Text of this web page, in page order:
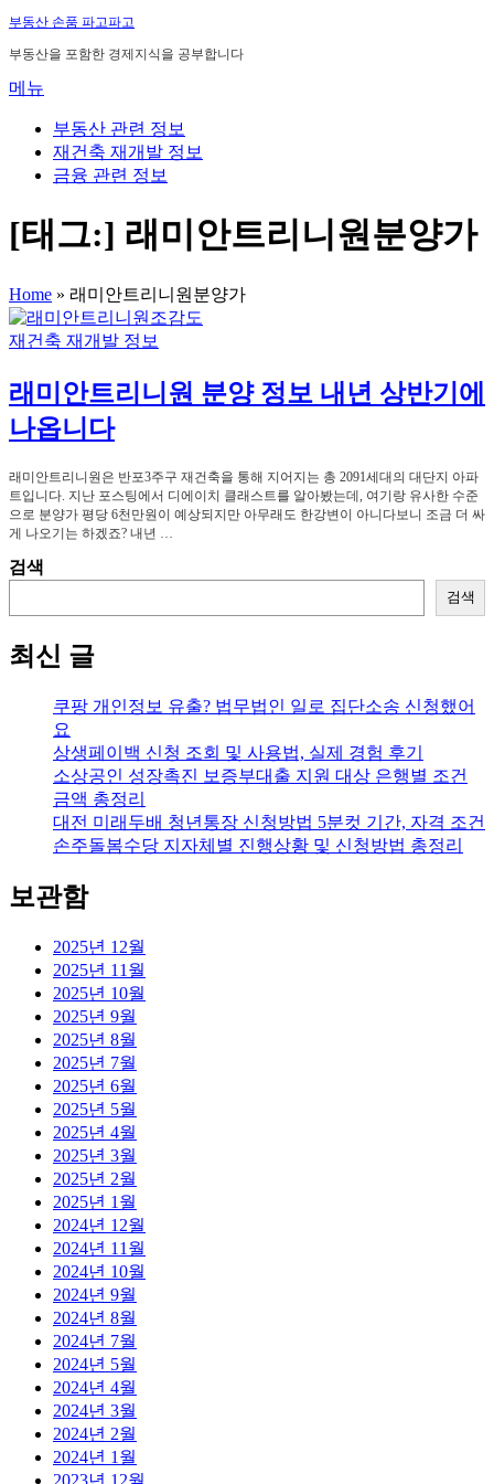
내
용
로
부동산 손품 파고파고
부동산을 포함한 경제지식을 공부합니다
메뉴
부동산 관련 정보
재건축 재개발 정보
금융 관련 정보
[태그:] 래미안트리니원분양가
Home » 래미안트리니원분양가
재건축 재개발 정보
래미안트리니원 분양 정보 내년 상반기에
나옵니다
래미안트리니원은 반포3주구 재건축을 통해 지어지는 총 2091세대의 대단지 아파
트입니다. 지난 포스팅에서 디에이치 클래스트를 알아봤는데, 여기랑 유사한 수준
으로 분양가 평당 6천만원이 예상되지만 아무래도 한강변이 아니다보니 조금 더 싸
게 나오기는 하겠죠? 내년 …
검색
검색
최신 글
쿠팡 개인정보 유출? 법무법인 일로 집단소송 신청했어
요
상생페이백 신청 조회 및 사용법, 실제 경험 후기
소상공인 성장촉진 보증부대출 지원 대상 은행별 조건
금액 총정리
대전 미래두배 청년통장 신청방법 5분컷 기간, 자격 조건
손주돌봄수당 지자체별 진행상황 및 신청방법 총정리
보관함
2025년 12월
2025년 11월
2025년 10월
2025년 9월
2025년 8월
2025년 7월
2025년 6월
2025년 5월
2025년 4월
2025년 3월
2025년 2월
2025년 1월
2024년 12월
2024년 11월
2024년 10월
2024년 9월
2024년 8월
2024년 7월
2024년 5월
2024년 4월
2024년 3월
2024년 2월
2024년 1월